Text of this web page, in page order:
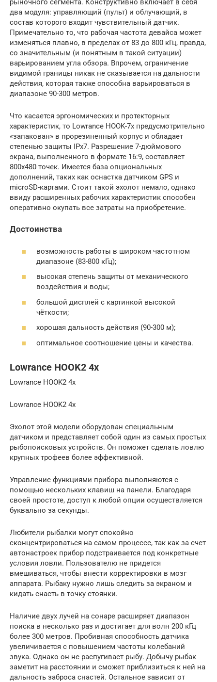
рыночного сегмента. Конструктивно включает в себя
два модуля: управляющий (пульт) и облучающий, в
состав которого входит чувствительный датчик.
Примечательно то, что рабочая частота девайса может
изменяться плавно, в пределах от 83 до 800 кГц, правда,
со значительным (и понятным в такой ситуации)
варьированием угла обзора. Впрочем, ограничение
видимой границы никак не сказывается на дальности
действия, которая также способна варьироваться в
диапазоне 90-300 метров.
Что касается эргономических и протекторных
характеристик, то Lowrance HOOK-7x предусмотрительно
«запакован» в прорезиненный корпус и обладает
степенью защиты IPx7. Разрешение 7-дюймового
экрана, выполненного в формате 16:9, составляет
800х480 точек. Имеется база опциональных
дополнений, таких как оснастка датчиком GPS и
microSD-картами. Стоит такой эхолот немало, однако
ввиду расширенных рабочих характеристик способен
оперативно окупать все затраты на приобретение.
Достоинства
возможность работы в широком частотном
диапазоне (83-800 кГц);
высокая степень защиты от механического
воздействия и воды;
большой дисплей с картинкой высокой
чёткости;
хорошая дальность действия (90-300 м);
оптимальное соотношение цены и качества.
Lowrance HOOK2 4x
Lowrance HOOK2 4x
Lowrance HOOK2 4x
Эхолот этой модели оборудован специальным
датчиком и представляет собой один из самых простых
рыбопоисковых устройств. Он поможет сделать ловлю
крупных трофеев более эффективной.
Управление функциями прибора выполняются с
помощью нескольких клавиш на панели. Благодаря
своей простоте, доступ к любой опции осуществляется
буквально за секунды.
Любители рыбалки могут спокойно
сконцентрироваться на самом процессе, так как за счет
автонастроек прибор подстраивается под конкретные
условия ловли. Пользователю не придется
вмешиваться, чтобы внести корректировки в мозг
аппарата. Рыбаку нужно лишь следить за экраном и
кидать снасть в точку стоянки.
Наличие двух лучей на сонаре расширяет диапазон
поиска в несколько раз и достигает для волн 200 кГц
более 300 метров. Пробивная способность датчика
увеличивается с повышением частоты колебаний
звука. Однако он не распугивает рыбу. Добычу рыбак
заметит на расстоянии и сможет приблизиться к ней на
дальность заброса снастей. Остальное зависит от